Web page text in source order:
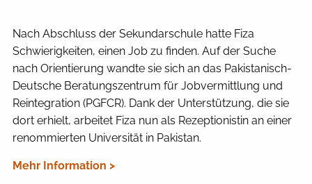
Nach Abschluss der Sekundarschule hatte Fiza
Schwierigkeiten, einen Job zu finden. Auf der Suche
nach Orientierung wandte sie sich an das Pakistanisch-
Deutsche Beratungszentrum für Jobvermittlung und
Reintegration (PGFCR). Dank der Unterstützung, die sie
dort erhielt, arbeitet Fiza nun als Rezeptionistin an einer
renommierten Universität in Pakistan.
Mehr Information >